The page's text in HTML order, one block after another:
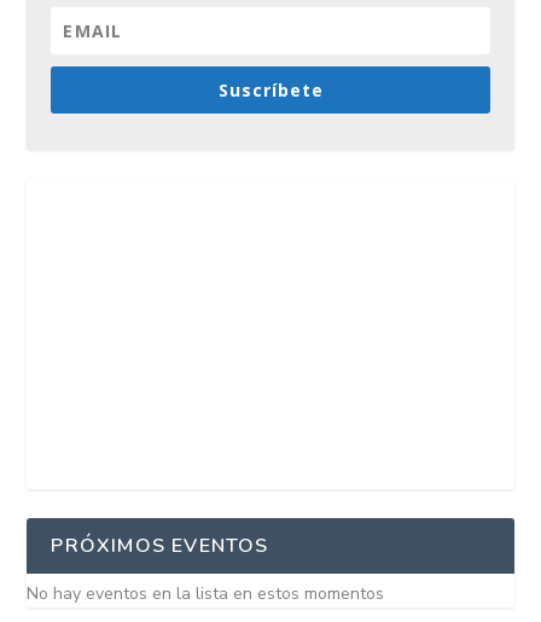
Suscríbete
PRÓXIMOS EVENTOS
No hay eventos en la lista en estos momentos